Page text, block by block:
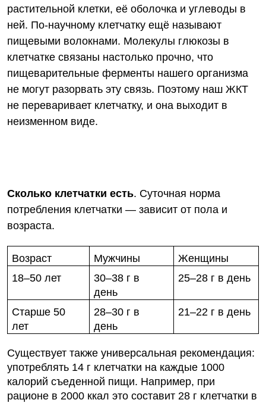
растительной клетки, её оболочка и углеводы в
ней. По-научному клетчатку ещё называют
пищевыми волокнами. Молекулы глюкозы в
клетчатке связаны настолько прочно, что
пищеварительные ферменты нашего организма
не могут разорвать эту связь. Поэтому наш ЖКТ
не переваривает клетчатку, и она выходит в
неизменном виде.
Сколько клетчатки есть. Суточная норма
потребления клетчатки — зависит от пола и
возраста.
Возраст Мужчины
Женщины
18–50 лет
30–38 г в
день
25–28 г в день
Старше 50
лет
28–30 г в
день
21–22 г в день
Существует также универсальная рекомендация:
употреблять 14 г клетчатки на каждые 1000
калорий съеденной пищи. Например, при
рационе в 2000 ккал это составит 28 г клетчатки в